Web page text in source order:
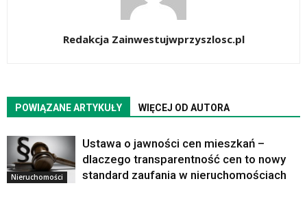
Redakcja Zainwestujwprzyszlosc.pl
POWIĄZANE ARTYKUŁY WIĘCEJ OD AUTORA
Nieruchomości
Ustawa o jawności cen mieszkań –
dlaczego transparentność cen to nowy
standard zaufania w nieruchomościach